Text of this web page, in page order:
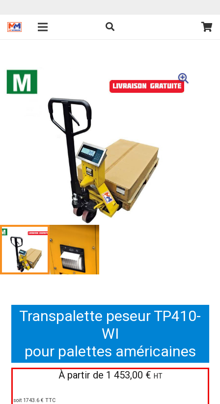
Transpalette peseur TP410-
WI
pour palettes américaines
À partir de 1 453,00 € HT
soit 1743.6 € TTC